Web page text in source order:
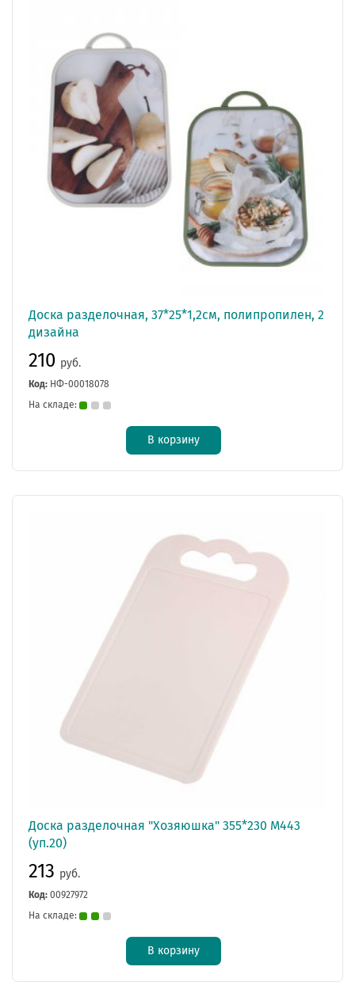
Доска разделочная, 37*25*1,2см, полипропилен, 2
дизайна
210 руб.
Код: НФ-00018078
На складе:
В корзину
Доска разделочная "Хозяюшка" 355*230 М443
(уп.20)
213 руб.
Код: 00927972
На складе:
В корзину